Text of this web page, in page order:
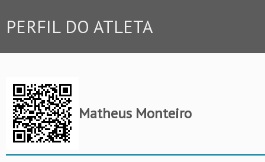
PERFIL DO ATLETA
Matheus Monteiro